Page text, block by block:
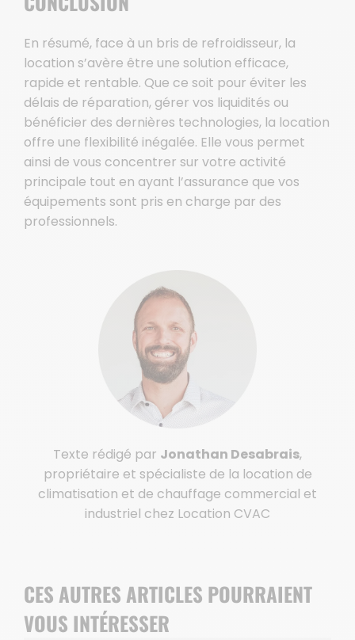
En résumé, face à un bris de refroidisseur, la
location s’avère être une solution efficace,
rapide et rentable. Que ce soit pour éviter les
délais de réparation, gérer vos liquidités ou
bénéficier des dernières technologies, la location
offre une flexibilité inégalée. Elle vous permet
ainsi de vous concentrer sur votre activité
principale tout en ayant l’assurance que vos
équipements sont pris en charge par des
professionnels.
Texte rédigé par Jonathan Desabrais,
propriétaire et spécialiste de la location de
climatisation et de chauffage commercial et
industriel chez Location CVAC
CES AUTRES ARTICLES POURRAIENT
VOUS INTÉRESSER